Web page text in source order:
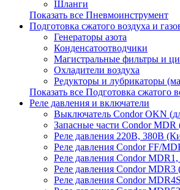
Шланги
Показать все Пневмоинструмент
Подготовка сжатого воздуха и
Генераторы азота
Конденсатоотводчики
Магистральные фильтры и
Охладители воздуха
Редукторы и лубрикаторы
Показать все Подготовка сжатого
Реле давления и включатели
Выключатель Condor OKN
Запасные части Сondor MDR
Реле давления 220В, 380В
Реле давления Condor FF/
Реле давления Condor
Реле давления Condor MDR3
Реле давления Condor